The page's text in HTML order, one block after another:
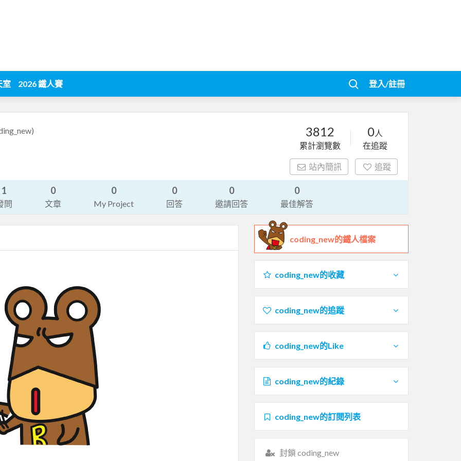
室 2026 鐵人賽 登入/註冊
3812
累計瀏覽數
0人
在追蹤
站內簡訊 追蹤
1
問
0
文章
0
My Project
0
回答
0
邀請回答
0
最佳解答
coding_new的鐵人檔案
coding_new的收藏
coding_new的追蹤
coding_new的Like
coding_new的紀錄
coding_new的訂閱列表
封鎖 coding_new